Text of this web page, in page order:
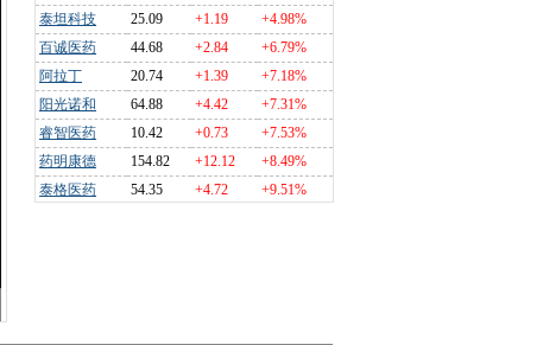
泰坦科技
25.09 +1.19
+4.98%
百诚医药
44.68 +2.84
+6.79%
阿拉丁
20.74 +1.39
+7.18%
阳光诺和
64.88 +4.42
+7.31%
睿智医药
10.42 +0.73
+7.53%
药明康德
154.82 +12.12
+8.49%
泰格医药
54.35 +4.72 +9.51%